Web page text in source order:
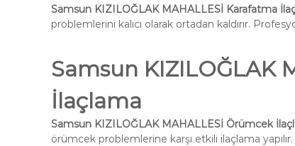
Samsun KIZILOĞLAK MAHALLESİ Karafatma
problemlerini kalıcı olarak ortadan kaldırır.
Samsun KIZILOĞLAK
İlaçlama
Samsun KIZILOĞLAK MAHALLESİ Örümcek
örümcek problemlerine karşı etkili ilaçlama